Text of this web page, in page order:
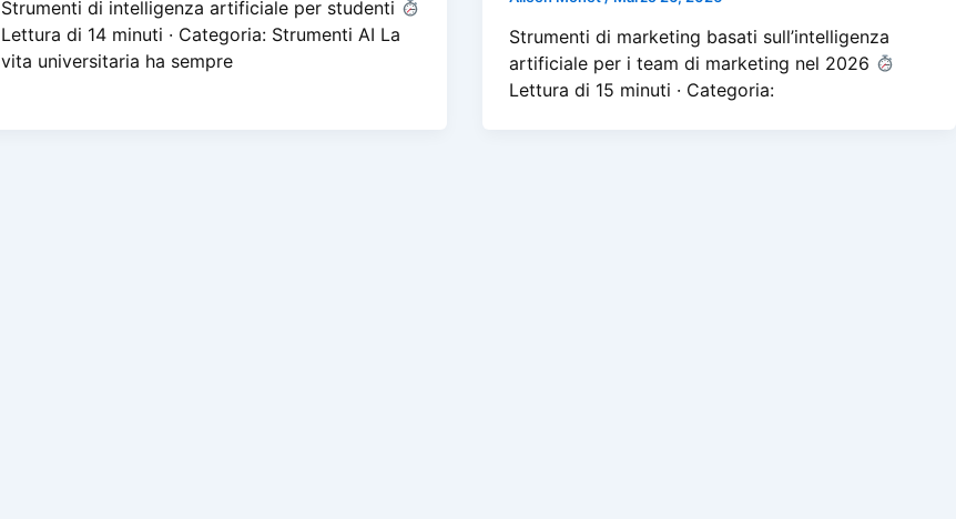
Strumenti di intelligenza artificiale per studenti
Lettura di 14 minuti · Categoria: Strumenti AI La
vita universitaria ha sempre
Strumenti di marketing basati sull’intelligenza
artificiale per i team di marketing nel 2026
Lettura di 15 minuti · Categoria: